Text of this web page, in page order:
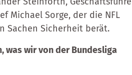
Michael Sorge, der die NFL
Sachen Sicherheit berät.
was wir von der Bundesliga